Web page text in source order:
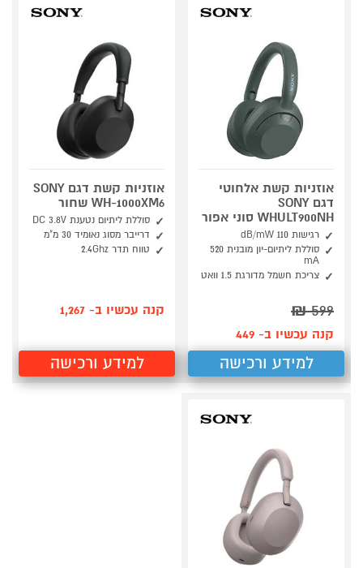
אוזניות קשת אלחוטי
דגם SONY
WHULT900NH סוני אפור
רגישות 110 dB/mW
סוללת ליתיום-יון מובנית 520
mA
צריכת חשמל מדורגת 1.5 וואט
599
₪
קנה עכשיו ב- 449
למידע ורכישה
אוזניות קשת דגם SONY
WH-1000XM6 שחור
סוללת ליתיום נטענת DC 3.8V
דרייבר מסוג נאומיד 30 מ"מ
טווח תדר 2.4Ghz
קנה עכשיו ב- 1,267
למידע ורכישה